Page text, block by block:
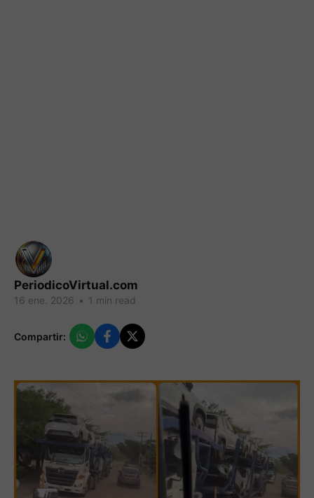
PeriodicoVirtual.com
16 ene. 2026 • 1 min read
Compartir: